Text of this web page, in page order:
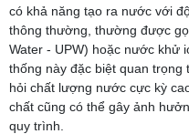
có khả năng tạo ra nước với
thông thường, thường được
Water - UPW) hoặc nước khử
thống này đặc biệt quan trọng
hỏi chất lượng nước cực kỳ
chất cũng có thể gây ảnh
quy trình.